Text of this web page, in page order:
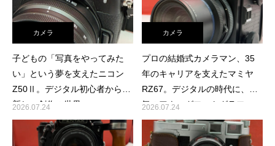
カメラ
子どもの「写真をやってみた
い」という夢を支えたニコン
Z50Ⅱ。デジタル初心者から、
新しい創作の世界へ
2026.07.24
カメラ
プロの結婚式カメラマン、35
年のキャリアを支えたマミヤ
RZ67。デジタルの時代に、本
気のアナログフォトグラファー
へ託す決断
2026.07.24